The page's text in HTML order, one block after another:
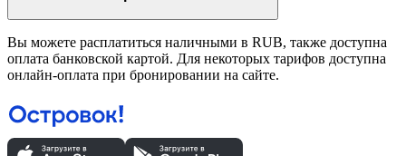
Вы можете расплатиться наличными в RUB, также доступна
оплата банковской картой. Для некоторых тарифов доступна
онлайн-оплата при бронировании на сайте.